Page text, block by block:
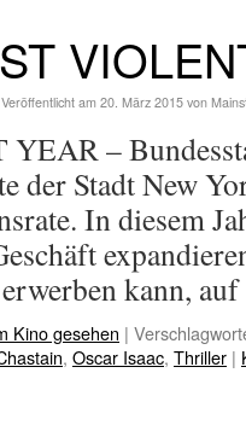
Veröffentlicht am 20. März 2015 von
–
der Stadt New
In diesem
kann,
Kino gesehen |
, Oscar Isaac, Thriller |